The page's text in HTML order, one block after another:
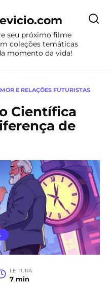
seu próximo filme
coleções temáticas
momento da vida!
E RELAÇÕES FUTURISTAS
Científica
de
LEITURA
7 min